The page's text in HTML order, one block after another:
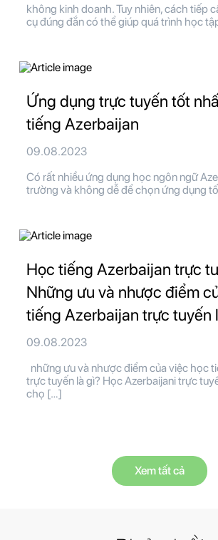
không kinh doanh. Tuy nhiên, cách tiếp
cụ đúng đắn có thể giúp quá trình học
Ứng dụng trực tuyến tốt
tiếng Azerbaijan
09.08.2023
Có rất nhiều ứng dụng học ngôn ngữ
trường và không dễ để chọn ứng dụng
Học tiếng Azerbaijan trực
Những ưu và nhược điểm
tiếng Azerbaijan trực tuyến
09.08.2023
những ưu và nhược điểm của việc học
trực tuyến là gì? Học Azerbaijani trực
chọ […]
Xem tất cả